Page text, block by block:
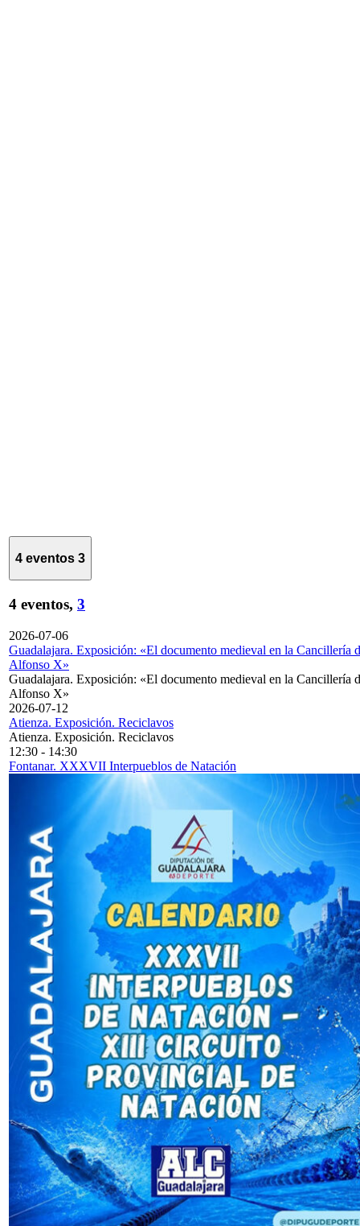
4 eventos 3
4 eventos, 3
2026-07-06
Guadalajara. Exposición: «El documento medieval en la Cancillería
Alfonso X»
Guadalajara. Exposición: «El documento medieval en la Cancillería
Alfonso X»
2026-07-12
Atienza. Exposición. Reciclavos
Atienza. Exposición. Reciclavos
12:30 - 14:30
Fontanar. XXXVII Interpueblos de Natación